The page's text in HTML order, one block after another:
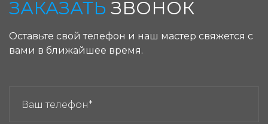
ЗАКАЗАТЬ ЗВОНОК
Оставьте свой телефон и наш мастер свяжется с
вами в ближайшее время.